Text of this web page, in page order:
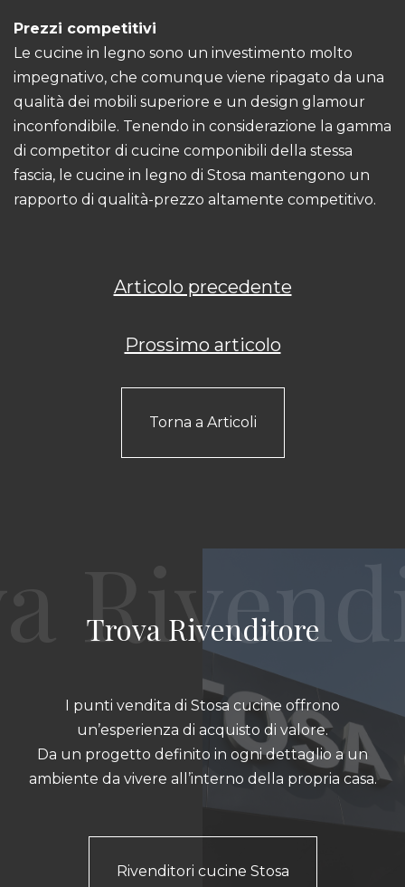
Prezzi competitivi
Le cucine in legno sono un investimento molto
impegnativo, che comunque viene ripagato da una
qualità dei mobili superiore e un design glamour
inconfondibile. Tenendo in considerazione la gamma
di competitor di cucine componibili della stessa
fascia, le cucine in legno di Stosa mantengono un
rapporto di qualità-prezzo altamente competitivo.
Articolo precedente
Torna a Articoli
Prossimo articolo
Trova Rivenditore
I punti vendita di Stosa cucine offrono
un’esperienza di acquisto di valore.
Da un progetto definito in ogni dettaglio a un
ambiente da vivere all’interno della propria casa.
Rivenditori cucine Stosa